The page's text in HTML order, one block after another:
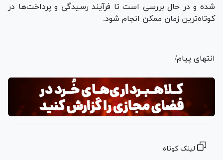
شده و در حال بررسی است تا فرآیند رسیدگی و پرداخت‌ها در
کوتاه‌ترین زمان ممکن انجام شود.
انتهای پیام/
لینک کوتاه